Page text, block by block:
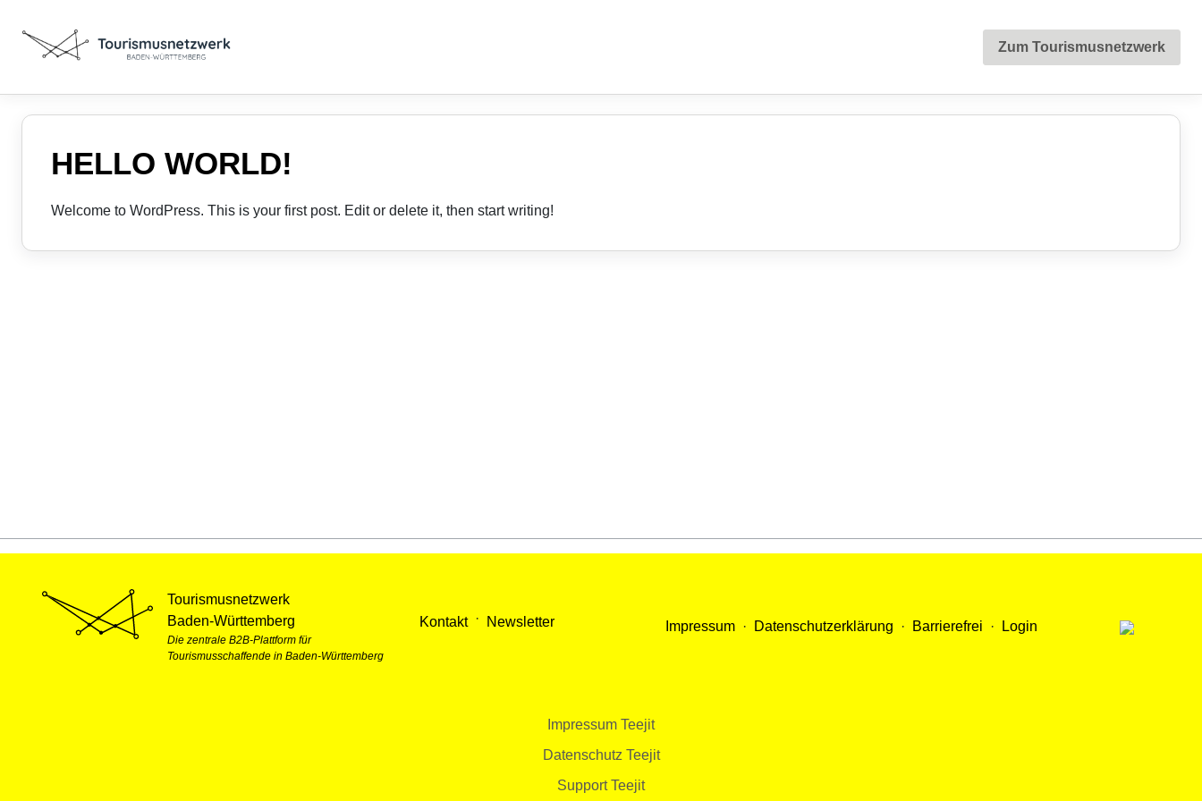
Zum Tourismusnetzwerk
HELLO WORLD!
Welcome to WordPress. This is your first post. Edit or delete it, then start writing!
Tourismusnetzwerk
Baden-Württemberg
Die zentrale B2B-Plattform für
Tourismusschaffende in Baden-Württemberg
Kontakt· Newsletter Impressum · Datenschutzerklärung · Barrierefrei · Login
Impressum Teejit
Datenschutz Teejit
Support Teejit